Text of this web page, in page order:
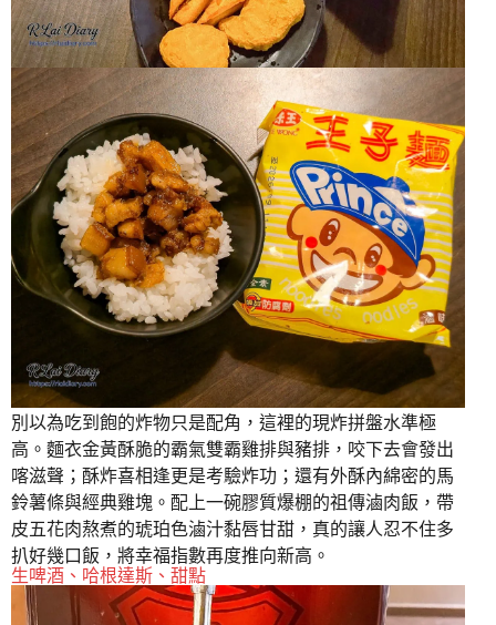
別以為吃到飽的炸物只是配角，這裡的現炸拼盤水準極
高。麵衣金黃酥脆的霸氣雙霸雞排與豬排，咬下去會發出
喀滋聲；酥炸喜相逢更是考驗炸功；還有外酥內綿密的馬
鈴薯條與經典雞塊。配上一碗膠質爆棚的祖傳滷肉飯，帶
皮五花肉熬煮的琥珀色滷汁黏唇甘甜，真的讓人忍不住多
扒好幾口飯，將幸福指數再度推向新高。
生啤酒、哈根達斯、甜點